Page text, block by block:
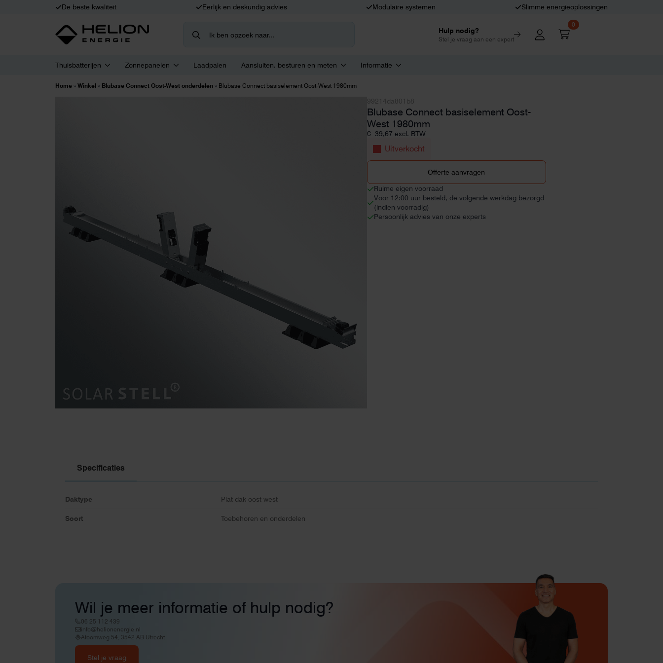
De beste kwaliteit Eerlijk en deskundig advies Modulaire systemen Slimme energieoplossingen
for:
Hulp nodig?
Stel je vraag aan een expert
0
Thuisbatterijen Zonnepanelen Laadpalen Aansluiten, besturen en meten Informatie
Home » Winkel » Blubase Connect Oost-West onderdelen » Blubase Connect basiselement Oost-West 1980mm
Blubase Connect basiselement Oost-
West 1980mm
€ 39,67 excl. BTW
Uitverkocht
Offerte aanvragen
Ruime eigen voorraad
Voor 12:00 uur besteld, de volgende werkdag bezorgd
(indien voorradig)
Persoonlijk advies van onze experts
Specificaties
Daktype Plat dak oost-west
Soort Toebehoren en onderdelen
Wil je meer informatie of hulp nodig?
06 25 112 439
info@helionenergie.nl
Atoomweg 54, 3542 AB Utrecht
Stel je vraag